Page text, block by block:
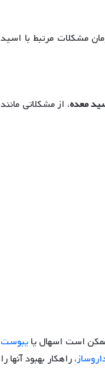
مشکلات مرتبط با اسید
معده، از مشکلاتی مانند
است اسهال یایبوست
، راهکار بهبود آنها را